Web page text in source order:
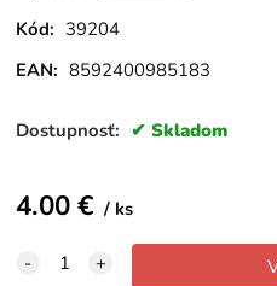
Kód: 39204
EAN: 8592400985183
Dostupnosť: Skladom
4.00€ ks